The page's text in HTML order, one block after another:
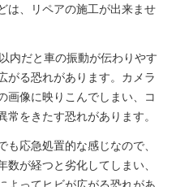
は、リペアの施工が出来ませ
内だと車の振動が伝わりやす
がる恐れがあります。カメラ
画像に映りこんでしまい、コ
常をきたす恐れがあります。
も応急処置的な感じなので、
数が経つと劣化してしまい、
よってヒビが広がる恐れがあ